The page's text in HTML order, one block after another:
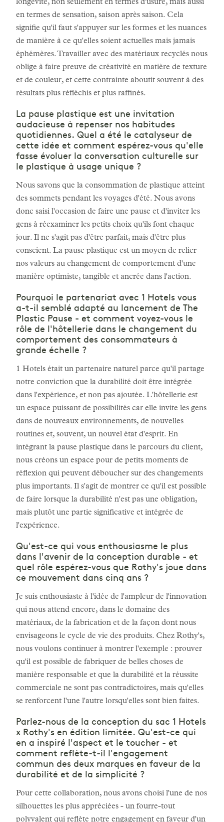
longévité, non seulement en termes d'usure, mais aussi
en termes de sensation, saison après saison. Cela
signifie qu'il faut s'appuyer sur les formes et les nuances
de manière à ce qu'elles soient actuelles mais jamais
éphémères. Travailler avec des matériaux recyclés nous
oblige à faire preuve de créativité en matière de texture
et de couleur, et cette contrainte aboutit souvent à des
résultats plus réfléchis et plus raffinés.
La pause plastique est une invitation
audacieuse à repenser nos habitudes
quotidiennes. Quel a été le catalyseur de
cette idée et comment espérez-vous qu'elle
fasse évoluer la conversation culturelle sur
le plastique à usage unique ?
Nous savons que la consommation de plastique atteint
des sommets pendant les voyages d'été. Nous avons
donc saisi l'occasion de faire une pause et d'inviter les
gens à réexaminer les petits choix qu'ils font chaque
jour. Il ne s'agit pas d'être parfait, mais d'être plus
conscient. La pause plastique est un moyen de relier
nos valeurs au changement de comportement d'une
manière optimiste, tangible et ancrée dans l'action.
Pourquoi le partenariat avec 1 Hotels vous
a-t-il semblé adapté au lancement de The
Plastic Pause - et comment voyez-vous le
rôle de l'hôtellerie dans le changement du
comportement des consommateurs à
grande échelle ?
1 Hotels était un partenaire naturel parce qu'il partage
notre conviction que la durabilité doit être intégrée
dans l'expérience, et non pas ajoutée. L'hôtellerie est
un espace puissant de possibilités car elle invite les gens
dans de nouveaux environnements, de nouvelles
routines et, souvent, un nouvel état d'esprit. En
intégrant la pause plastique dans le parcours du client,
nous créons un espace pour de petits moments de
réflexion qui peuvent déboucher sur des changements
plus importants. Il s'agit de montrer ce qu'il est possible
de faire lorsque la durabilité n'est pas une obligation,
mais plutôt une partie significative et intégrée de
l'expérience.
Qu'est-ce qui vous enthousiasme le plus
dans l'avenir de la conception durable - et
quel rôle espérez-vous que Rothy's joue dans
ce mouvement dans cinq ans ?
Je suis enthousiaste à l'idée de l'ampleur de l'innovation
qui nous attend encore, dans le domaine des
matériaux, de la fabrication et de la façon dont nous
envisageons le cycle de vie des produits. Chez Rothy's,
nous voulons continuer à montrer l'exemple : prouver
qu'il est possible de fabriquer de belles choses de
manière responsable et que la durabilité et la réussite
commerciale ne sont pas contradictoires, mais qu'elles
se renforcent l'une l'autre lorsqu'elles sont bien faites.
Parlez-nous de la conception du sac 1 Hotels
x Rothy's en édition limitée. Qu'est-ce qui
en a inspiré l'aspect et le toucher - et
comment reflète-t-il l'engagement
commun des deux marques en faveur de la
durabilité et de la simplicité ?
Pour cette collaboration, nous avons choisi l'une de nos
silhouettes les plus appréciées - un fourre-tout
polyvalent qui reflète notre engagement en faveur d'un